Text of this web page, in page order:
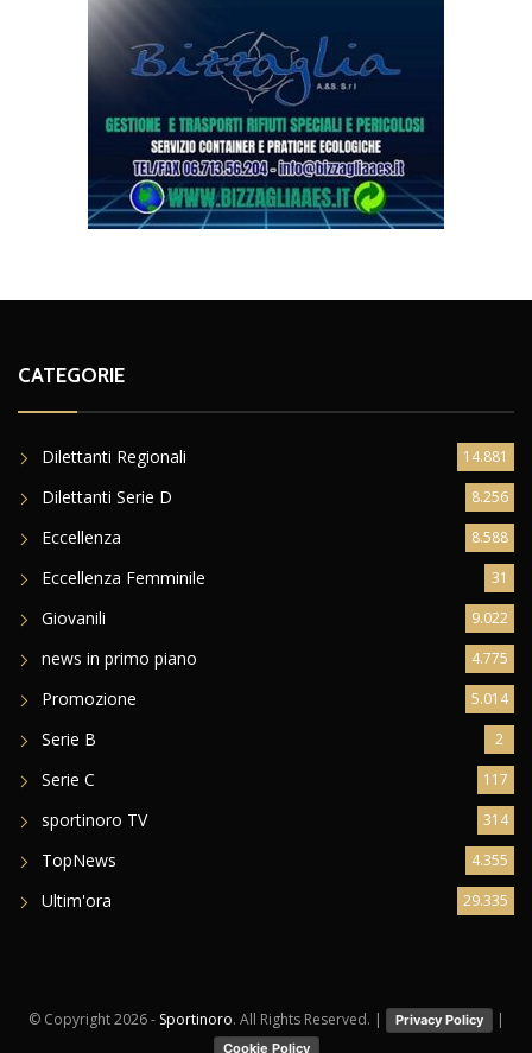
CATEGORIE
Dilettanti Regionali 14.881
Dilettanti Serie D 8.256
Eccellenza 8.588
Eccellenza Femminile 31
Giovanili 9.022
news in primo piano 4.775
Promozione 5.014
Serie B 2
Serie C 117
sportinoro TV 314
TopNews 4.355